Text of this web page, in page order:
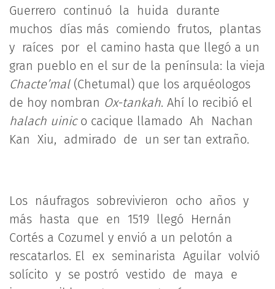
Guerrero continuó la huida durante
muchos días más comiendo frutos, plantas
y raíces por el camino hasta que llegó a un
gran pueblo en el sur de la península: la vieja
Chacte’mal(Chetumal) que los arquéologos
de hoy nombran Ox-tankah. Ahí lo recibió el
halach uinico cacique llamado Ah Nachan
Kan Xiu, admirado de un ser tan extraño.
Los náufragos sobrevivieron ocho años y
más hasta que en 1519 llegó Hernán
Cortés a Cozumel y envió a un pelotón a
rescatarlos. El ex seminarista Aguilar volvió
solícito y se postró vestido de maya e